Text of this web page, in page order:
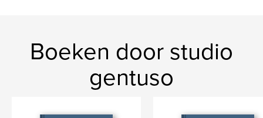
Boeken door studio
gentuso